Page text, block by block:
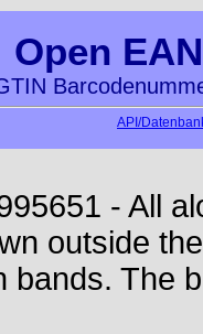
Open
API/
- All
outside
bands. The